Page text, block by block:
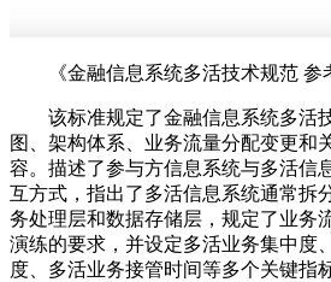
《金融信息系统多活技术规范 参
该标准规定了金融信息系统多活
图、架构体系、业务流量分配变更和
容。描述了参与方信息系统与多活信
互方式，指出了多活信息系统通常拆
务处理层和数据存储层，规定了业务
演练的要求，并设定多活业务集中度
度、多活业务接管时间等多个关键指标